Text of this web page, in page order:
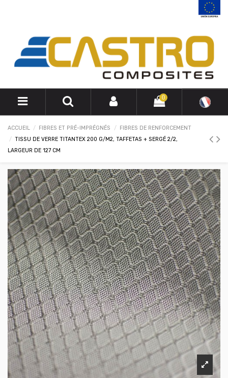
0
ACCUEIL FIBRES ET PRÉ-IMPRÉGNÉS
FIBRES DE RENFORCEMENT
TISSU DE VERRE TITANTEX 200 G/M2, TAFFETAS + SERGÉ 2/2,
LARGEUR DE 127 CM